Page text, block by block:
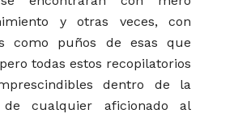
y otras veces, con
como puños de esas que
todas estos recopilatorios
dentro de la
de cualquier aficionado al